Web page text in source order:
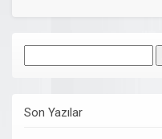
Son Yazılar